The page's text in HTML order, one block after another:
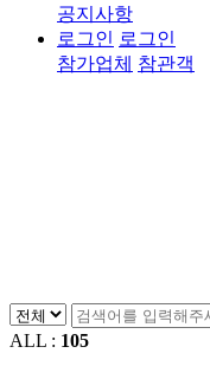
공지사항
로그인 로그인
참가업체 참관객
전시회 안내 참가
ALL : 105